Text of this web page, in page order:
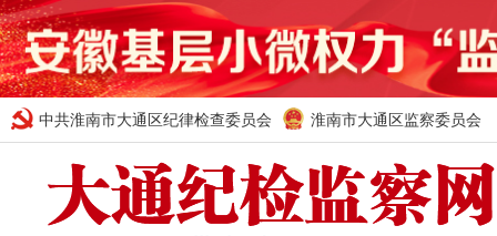
中共淮南市大通区纪律检查委员会 淮南市大通区监察委员会